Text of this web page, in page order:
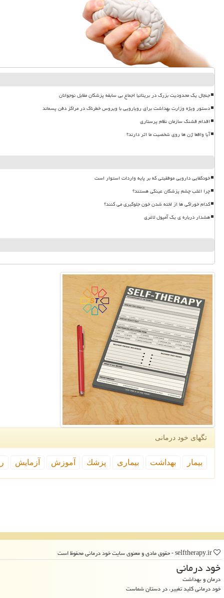
جنجال یک محدودیت بزرگ در بریتانیا اجماع بی سابقه پزشکان مقابل نوجوانان
دستور ویژه وزارت بهداشت برای رویارویی با ویروس خطرناک در مراکز دفن پسماند
اقدام قشنگ سازمان نظام پرستاری
آیا واقعا ژن ها روی شخصیت ما اثر دارند؟
خودکفایی دارویی موفقیتی که بر پایه واردات استوار است
چرا اغلب چشم پزشکان عینکی هستند؟
کدام خوراکی ها از لخته شدن خون جلوگیری می کنند؟
هشدار درباره ی یک آمپول لاغری
تگهای خود درمانی
بیمار بهداشت بیماری پزشك آموزش آزمایش
خود درمانی
درمان و بهداشت
خود درمانی کلید تغییر، در دستان شماست